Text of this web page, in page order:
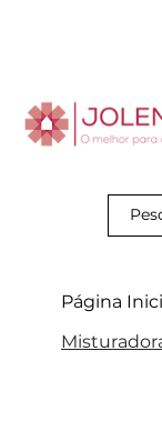
Página